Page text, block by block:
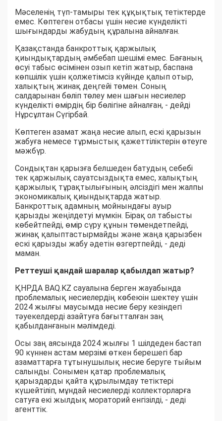
Мәселенің түп-тамыры тек құқықтық тетіктерде
емес. Көптеген отбасы үшін несие күнделікті
шығындарды жабудың құралына айналған.
Қазақстанда банкроттық қаржылық
қиындықтардың әмбебап шешімі емес. Бағаның
өсуі табыс өсімінен озып кетіп жатыр, баспана
көпшілік үшін қолжетімсіз күйінде қалып отыр,
халықтың жинақ деңгейі төмен. Соның
салдарынан бөліп төлеу мен шағын несиелер
күнделікті өмірдің бір бөлігіне айналған, - дейді
Нұрсұлтан Сүгірбай.
Көптеген азамат жаңа несие алып, ескі қарызын
жабуға немесе тұрмыстық қажеттіліктерін өтеуге
мәжбүр.
Сондықтан қарызға белшеден батудың себебі
тек қаржылық сауатсыздықта емес, халықтың
қаржылық тұрақтылығының әлсіздігі мен жалпы
экономикалық қиындықтарда жатыр.
Банкроттық адамның мойнындағы ауыр
қарызды жеңілдетуі мүмкін. Бірақ ол табысты
көбейтпейді, өмір сүру құнын төмендетпейді,
жинақ қалыптастырмайды және жаңа қарызбен
ескі қарызды жабу әдетін өзгертпейді, - деді
маман.
Реттеуші қандай шаралар қабылдап жатыр?
ҚНРДА BAQ.KZ сауалына берген жауабында
проблемалық несиелердің көбеюін шектеу үшін
2024 жылғы маусымда несие беру кезіндегі
тәуекелдерді азайтуға бағытталған заң
қабылданғанын мәлімдеді.
Осы заң аясында 2024 жылғы 1 шілдеден бастап
90 күннен астам мерзімі өткен берешегі бар
азаматтарға тұтынушылық несие беруге тыйым
салынды. Сонымен қатар проблемалық
қарыздарды қайта құрылымдау тетіктері
күшейтіліп, мұндай несиелерді коллекторларға
сатуға екі жылдық мораторий енгізілді, - деді
агенттік.